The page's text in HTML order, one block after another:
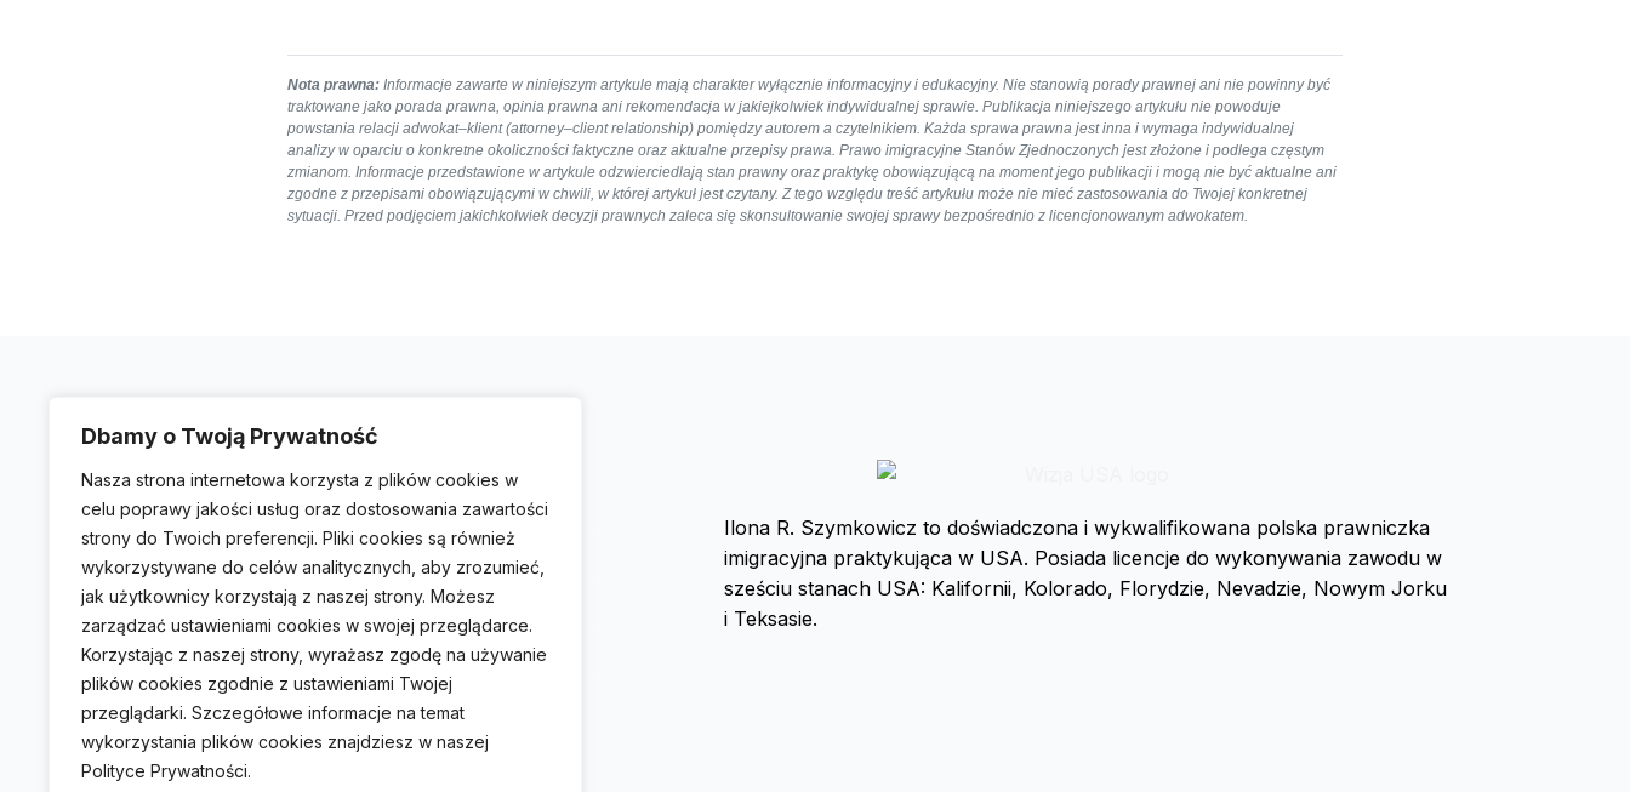
Dbamy o Twoją Prywatność
Nasza strona internetowa korzysta z plików cookies w
celu poprawy jakości usług oraz dostosowania zawartości
strony do Twoich preferencji. Pliki cookies są również
wykorzystywane do celów analitycznych, aby zrozumieć,
jak użytkownicy korzystają z naszej strony. Możesz
zarządzać ustawieniami cookies w swojej przeglądarce.
Korzystając z naszej strony, wyrażasz zgodę na używanie
plików cookies zgodnie z ustawieniami Twojej
przeglądarki. Szczegółowe informacje na temat
wykorzystania plików cookies znajdziesz w naszej
Polityce Prywatności.
Nota prawna: Informacje zawarte w niniejszym artykule mają charakter wyłącznie informacyjny i edukacyjny. Nie stanowią porady prawnej ani nie powinny być
traktowane jako porada prawna, opinia prawna ani rekomendacja w jakiejkolwiek indywidualnej sprawie. Publikacja niniejszego artykułu nie powoduje
powstania relacji adwokat–klient (attorney–client relationship) pomiędzy autorem a czytelnikiem. Każda sprawa prawna jest inna i wymaga indywidualnej
analizy w oparciu o konkretne okoliczności faktyczne oraz aktualne przepisy prawa. Prawo imigracyjne Stanów Zjednoczonych jest złożone i podlega częstym
zmianom. Informacje przedstawione w artykule odzwierciedlają stan prawny oraz praktykę obowiązującą na moment jego publikacji i mogą nie być aktualne ani
zgodne z przepisami obowiązującymi w chwili, w której artykuł jest czytany. Z tego względu treść artykułu może nie mieć zastosowania do Twojej konkretnej
sytuacji. Przed podjęciem jakichkolwiek decyzji prawnych zaleca się skonsultowanie swojej sprawy bezpośrednio z licencjonowanym adwokatem.
O Nas
Słowniczek
Konsultacje
Polityka Prywatności
Ilona R. Szymkowicz to doświadczona i wykwalifikowana polska prawniczka
imigracyjna praktykująca w USA. Posiada licencje do wykonywania zawodu w
sześciu stanach USA: Kalifornii, Kolorado, Florydzie, Nevadzie, Nowym Jorku
i Teksasie.